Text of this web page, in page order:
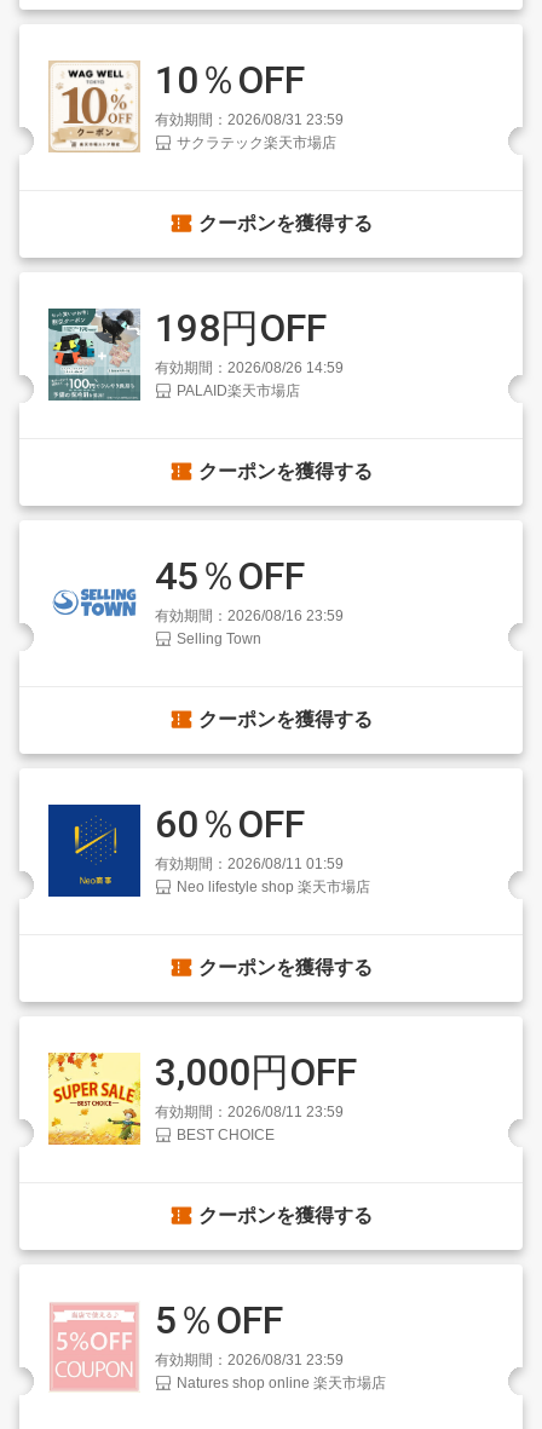
10％OFF
有効期間：2026/08/31 23:59
サクラテック楽天市場店
クーポンを獲得する
198円OFF
有効期間：2026/08/26 14:59
PALAID楽天市場店
クーポンを獲得する
45％OFF
有効期間：2026/08/16 23:59
Selling Town
クーポンを獲得する
60％OFF
有効期間：2026/08/11 01:59
Neo lifestyle shop 楽天市場店
クーポンを獲得する
3,000円OFF
有効期間：2026/08/11 23:59
BEST CHOICE
クーポンを獲得する
5％OFF
有効期間：2026/08/31 23:59
Natures shop online 楽天市場店